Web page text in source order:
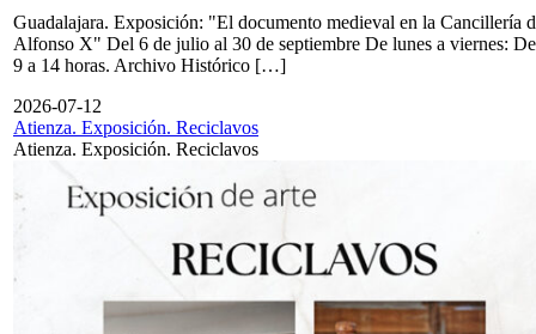
Guadalajara. Exposición: "El documento medieval en la Cancillería
Alfonso X" Del 6 de julio al 30 de septiembre De lunes a viernes: De
9 a 14 horas. Archivo Histórico […]
2026-07-12
Atienza. Exposición. Reciclavos
Atienza. Exposición. Reciclavos